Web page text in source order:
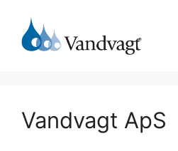
indhold
Vandvagt ApS